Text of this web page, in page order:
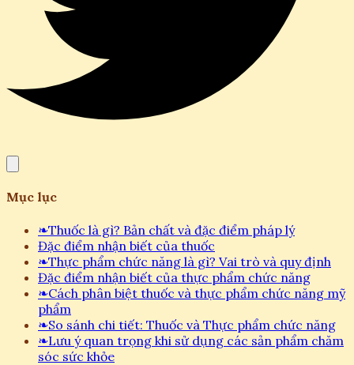
Mục lục
❧Thuốc là gì? Bản chất và đặc điểm pháp lý
Đặc điểm nhận biết của thuốc
❧Thực phẩm chức năng là gì? Vai trò và quy định
Đặc điểm nhận biết của thực phẩm chức năng
❧Cách phân biệt thuốc và thực phẩm chức năng mỹ
phẩm
❧So sánh chi tiết: Thuốc và Thực phẩm chức năng
❧Lưu ý quan trọng khi sử dụng các sản phẩm chăm
sóc sức khỏe